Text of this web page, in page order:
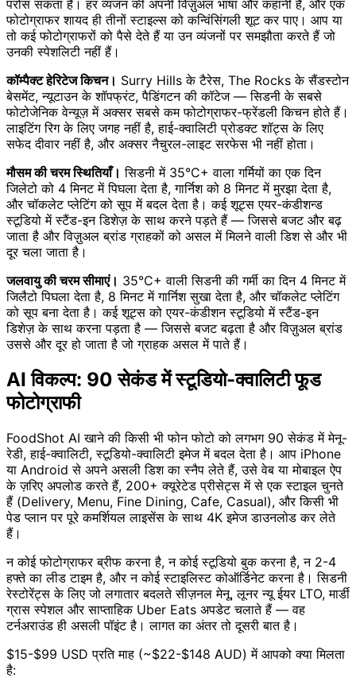
परोस सकता है। हर व्यंजन की अपनी विज़ुअल भाषा और कहानी है, और एक
फोटोग्राफर शायद ही तीनों स्टाइल्स को कन्विंसिंगली शूट कर पाए। आप या
तो कई फोटोग्राफरों को पैसे देते हैं या उन व्यंजनों पर समझौता करते हैं जो
उनकी स्पेशलिटी नहीं हैं।
कॉम्पैक्ट हेरिटेज किचन। Surry Hills के टैरेस, The Rocks के सैंडस्टोन
बेसमेंट, न्यूटाउन के शॉपफ्रंट, पैडिंगटन की कॉटेज — सिडनी के सबसे
फोटोजेनिक वेन्यूज़ में अक्सर सबसे कम फोटोग्राफर-फ्रेंडली किचन होते हैं।
लाइटिंग रिग के लिए जगह नहीं है, हाई-क्वालिटी प्रोडक्ट शॉट्स के लिए
सफेद दीवार नहीं है, और अक्सर नैचुरल-लाइट सरफेस भी नहीं होता।
मौसम की चरम स्थितियाँ। सिडनी में 35°C+ वाला गर्मियों का एक दिन
जिलेटो को 4 मिनट में पिघला देता है, गार्निश को 8 मिनट में मुरझा देता है,
और चॉकलेट प्लेटिंग को सूप में बदल देता है। कई शूट्स एयर-कंडीशन्ड
स्टूडियो में स्टैंड-इन डिशेज़ के साथ करने पड़ते हैं — जिससे बजट और बढ़
जाता है और विज़ुअल ब्रांड ग्राहकों को असल में मिलने वाली डिश से और भी
दूर चला जाता है।
जलवायु की चरम सीमाएं। 35°C+ वाली सिडनी की गर्मी का दिन 4 मिनट में
जिलैटो पिघला देता है, 8 मिनट में गार्निश सुखा देता है, और चॉकलेट प्लेटिंग
को सूप बना देता है। कई शूट्स को एयर-कंडीशन स्टूडियो में स्टैंड-इन
डिशेज़ के साथ करना पड़ता है — जिससे बजट बढ़ता है और विज़ुअल ब्रांड
उससे और दूर हो जाता है जो ग्राहक असल में पाते हैं।
AI विकल्प: 90 सेकंड में स्टूडियो-क्वालिटी फूड
फोटोग्राफी
FoodShot AI खाने की किसी भी फोन फोटो को लगभग 90 सेकंड में मेनू-
रेडी, हाई-क्वालिटी, स्टूडियो-क्वालिटी इमेज में बदल देता है। आप iPhone
या Android से अपने असली डिश का स्नैप लेते हैं, उसे वेब या मोबाइल ऐप
के ज़रिए अपलोड करते हैं, 200+ क्यूरेटेड प्रीसेट्स में से एक स्टाइल चुनते
हैं (Delivery, Menu, Fine Dining, Cafe, Casual), और किसी भी
पेड प्लान पर पूरे कमर्शियल लाइसेंस के साथ 4K इमेज डाउनलोड कर लेते
हैं।
न कोई फोटोग्राफर ब्रीफ करना है, न कोई स्टूडियो बुक करना है, न 2-4
हफ्ते का लीड टाइम है, और न कोई स्टाइलिस्ट कोऑर्डिनेट करना है। सिडनी
रेस्टोरेंट्स के लिए जो लगातार बदलते सीज़नल मेनू, लूनर न्यू ईयर LTO, मार्डी
ग्रास स्पेशल और साप्ताहिक Uber Eats अपडेट चलाते हैं — वह
टर्नअराउंड ही असली पॉइंट है। लागत का अंतर तो दूसरी बात है।
$15-$99 USD प्रति माह (~$22-$148 AUD) में आपको क्या मिलता
है: